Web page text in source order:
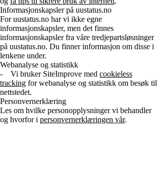
Informasjonskapsler på uustatus.no
For uustatus.no har vi ikke egne
informasjonskapsler, men det finnes
informasjonskapsler fra våre tredjepartsløsninger
på uustatus.no. Du finner informasjon om disse i
lenkene under.
Webanalyse og statistikk
- Vi bruker SiteImprove med cookieless
tracking for webanalyse og statistikk om besøk til
nettstedet.
Personvernerklæring
Les om hvilke personopplysninger vi behandler
og hvorfor i personvernerklæringen vår.